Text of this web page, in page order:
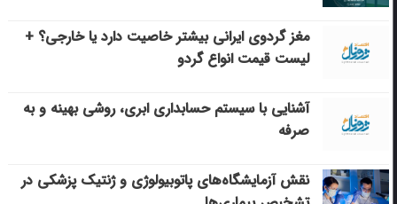
مغز گردوی ایرانی بیشتر خاصیت دارد یا خارجی؟ +
لیست قیمت انواع گردو
آشنایی با سیستم حسابداری ابری، روشی بهینه و به
صرفه
نقش آزمایشگاه‌های پاتوبیولوژی و ژنتیک پزشکی در